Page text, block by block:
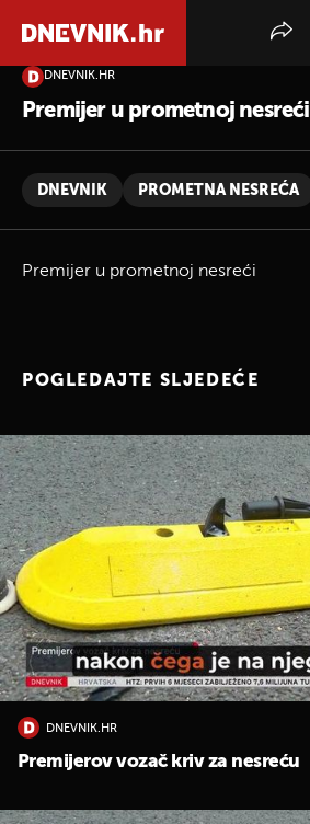
DNEVNIK.HR
Premijer u prometnoj nesreći
DNEVNIK PROMETNA NESREĆA
Premijer u prometnoj nesreći
POGLEDAJTE SLJEDEĆE
DNEVNIK.HR
Premijerov vozač kriv za nesreću
PRETRAŽITE VIJESTI